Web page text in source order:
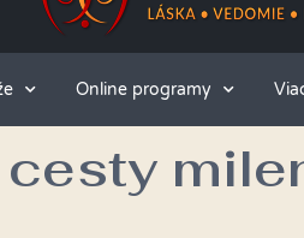
Online programy
cesty